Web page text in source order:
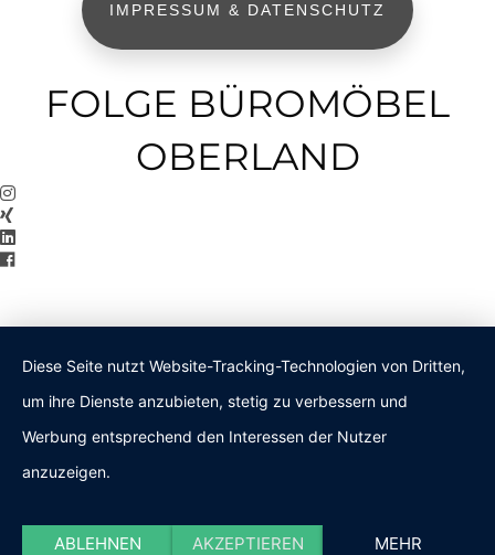
IMPRESSUM & DATENSCHUTZ
FOLGE BÜROMÖBEL
OBERLAND
Diese Seite nutzt Website-Tracking-Technologien von Dritten,
um ihre Dienste anzubieten, stetig zu verbessern und
Werbung entsprechend den Interessen der Nutzer
anzuzeigen.
ABLEHNEN AKZEPTIEREN MEHR